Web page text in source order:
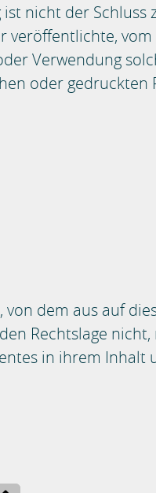
nicht der Schluss
veröffentlichte,
Verwendung
oder gedruckten
dem aus auf
Rechtslage
in ihrem Inhalt